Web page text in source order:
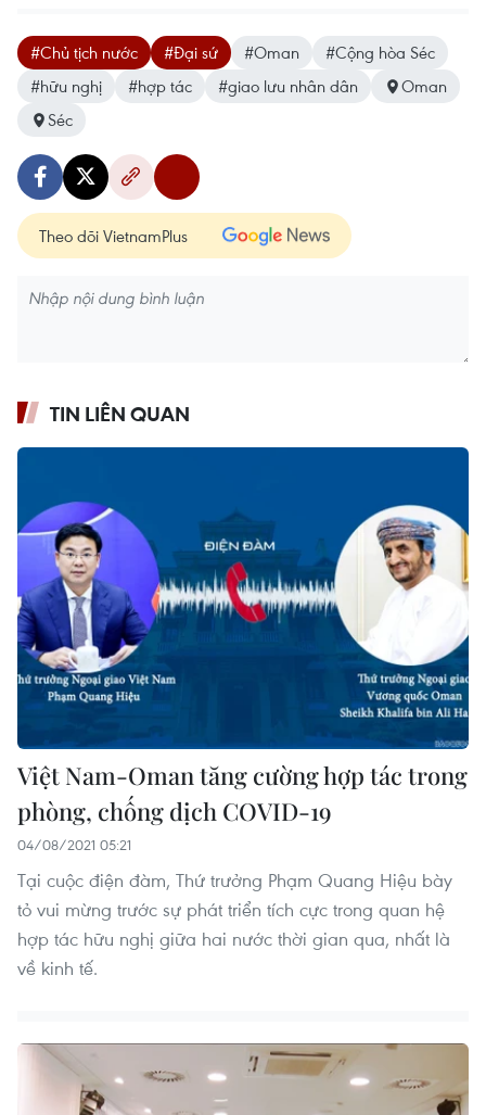
#Chủ tịch nước #Đại sứ #Oman
#Cộng hòa Séc
#hữu nghị
#hợp tác #giao lưu nhân dân
Oman
Séc
Theo dõi VietnamPlus
TIN LIÊN QUAN
Việt Nam-Oman tăng cường hợp tác trong
phòng, chống dịch COVID-19
04/08/2021 05:21
Tại cuộc điện đàm, Thứ trưởng Phạm Quang Hiệu bày
tỏ vui mừng trước sự phát triển tích cực trong quan hệ
hợp tác hữu nghị giữa hai nước thời gian qua, nhất là
về kinh tế.